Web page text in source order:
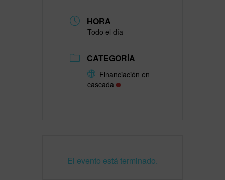
HORA
Todo el día
CATEGORÍA
Financiación en
cascada
El evento está terminado.